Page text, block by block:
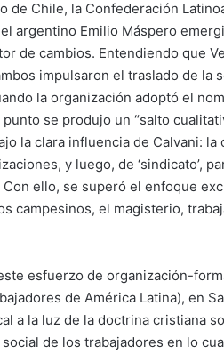
de Chile, la Confederación
argentino Emilio Máspero
de cambios. Entendiendo que
impulsaron el traslado de la
la organización adoptó el
se produjo un “salto
la clara influencia de Calvani:
y luego, de ‘sindicato’,
Con ello, se superó el enfoque
campesinos, el magisterio,
esfuerzo de organización-
de América Latina), en
a la luz de la doctrina cristiana
de los trabajadores en lo